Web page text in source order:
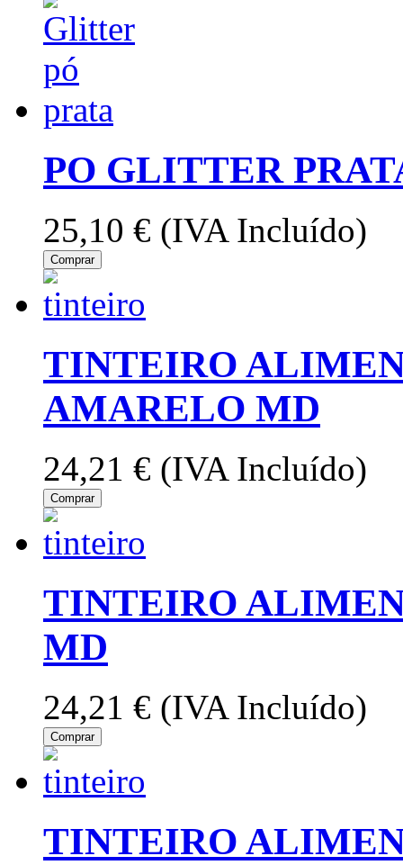
PO GLITTER
25,10 € (IVA Incluído)
Comprar
TINTEIRO
AMARELO MD
24,21 € (IVA Incluído)
Comprar
TINTEIRO
MD
24,21 € (IVA Incluído)
Comprar
TINTEIRO